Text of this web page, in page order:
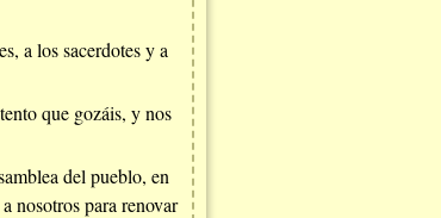
a los sacerdotes y a
que gozáis, y nos
del pueblo, en
nosotros para renovar